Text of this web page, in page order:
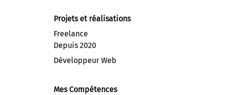
Projets et réalisations
Freelance
Depuis 2020
Développeur Web
Mes Compétences